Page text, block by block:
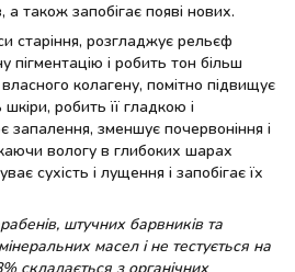
а також запобігає появі нових.
старіння, розгладжує рельєф
пігментацію і робить тон більш
колагену, помітно підвищує
робить її гладкою і
зменшує почервоніння і
вологу в глибоких шарах
сухість і лущення і запобігає їх
штучних барвників та
масел і не тестується на
складається з органічних